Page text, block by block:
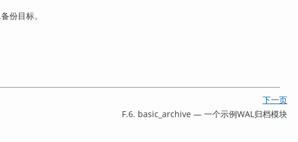
备份目标。
下一页
F.6. basic_archive — 一个示例WAL归档模块